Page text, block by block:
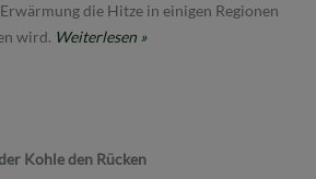
die Hitze in einigen Regionen
wird. Weiterlesen »
Kohle den Rücken